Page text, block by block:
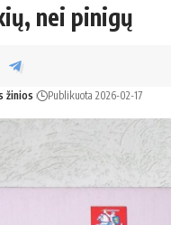
nei pinigų
žinios Publikuota 2026-02-17